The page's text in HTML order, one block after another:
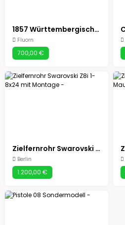
1857 Württembergisches Mauser Infanteriegewehr Kal. 54
Fluorn
700,00 €
Zielfernrohr Swarovski Z8i 1-8x24 mit Montage
Berlin
1.200,00 €